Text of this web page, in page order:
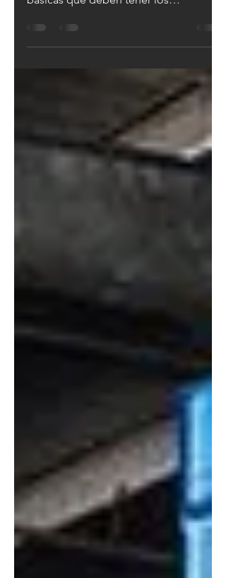
En anteriores artículos hemos hablado
sobre las medidas de seguridad
almacenes de productos químico o